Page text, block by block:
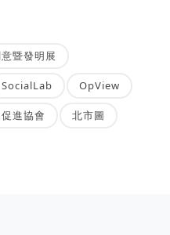
暨發明展
SocialLab OpView
進協會 北市圖